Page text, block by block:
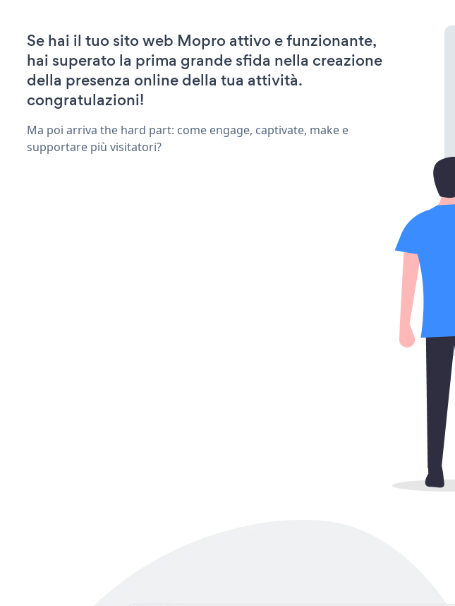
Se hai il tuo sito web Mopro attivo e funzionante,
hai superato la prima grande sfida nella creazione
della presenza online della tua attività.
congratulazioni!
Ma poi arriva the hard part: come engage, captivate, make e
supportare più visitatori?